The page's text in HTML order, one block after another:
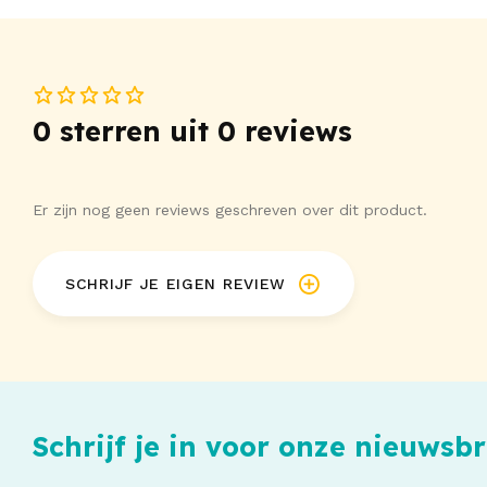
0 sterren uit 0 reviews
Er zijn nog geen reviews geschreven over dit product.
SCHRIJF JE EIGEN REVIEW
Schrijf je in voor onze